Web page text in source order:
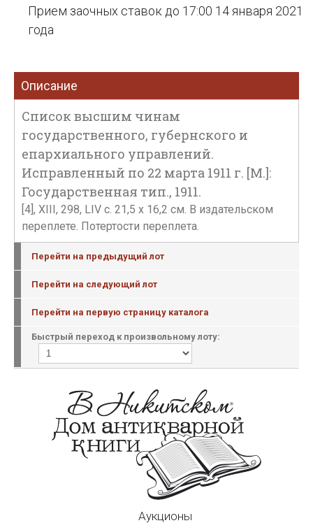
Прием заочных ставок до 17:00 14 января 2021
года
Описание
Список высшим чинам
государственного, губернского и
епархиального управлений.
Исправленный по 22 марта 1911 г. [М.]:
Государственная тип., 1911.
[4], XIII, 298, LIV c. 21,5 х 16,2 см. В издательском
переплете. Потертости переплета.
Перейти на предыдущий лот
Перейти на следующий лот
Перейти на первую страницу каталога
Быстрый переход к произвольному лоту:
Аукционы